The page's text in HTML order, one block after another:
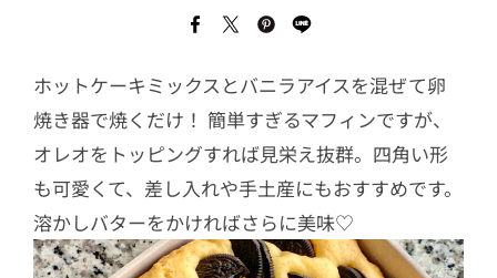
ホットケーキミックスとバニラアイスを混ぜて卵
焼き器で焼くだけ！ 簡単すぎるマフィンですが、
オレオをトッピングすれば見栄え抜群。四角い形
も可愛くて、差し入れや手土産にもおすすめです。
溶かしバターをかければさらに美味♡